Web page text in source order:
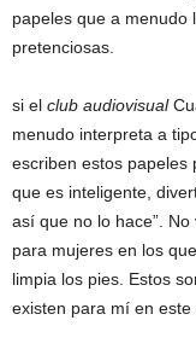
papeles que a menudo
pretenciosas.
si el club audiovisual
menudo interpreta a
escriben estos papeles
que es inteligente,
así que no lo hace”.
para mujeres en los
limpia los pies. Estos
existen para mí en este